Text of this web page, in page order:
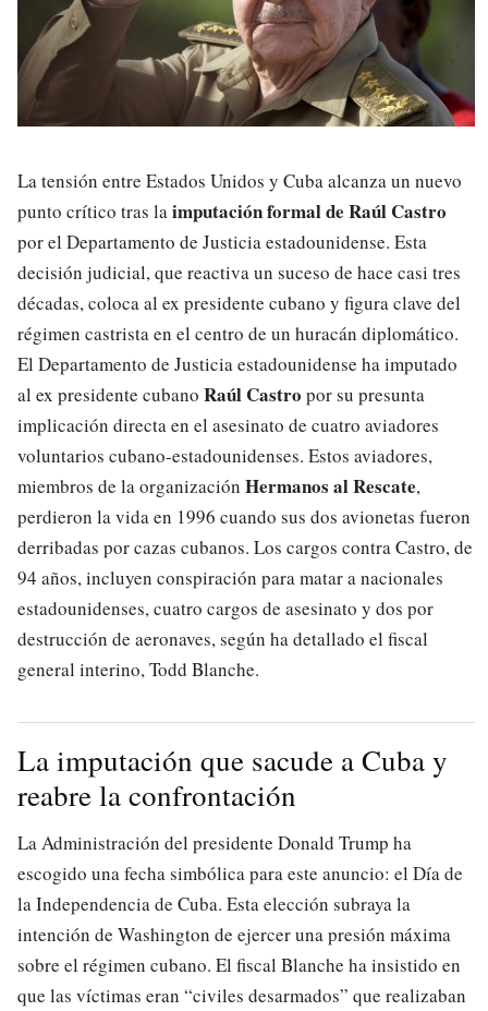
La tensión entre Estados Unidos y Cuba alcanza un nuevo
punto crítico tras laimputación formal de Raúl Castro
por el Departamento de Justicia estadounidense. Esta
decisión judicial, que reactiva un suceso de hace casi tres
décadas, coloca al ex presidente cubano y figura clave del
régimen castrista en el centro de un huracán diplomático.
El Departamento de Justicia estadounidense ha imputado
al ex presidente cubano Raúl Castro por su presunta
implicación directa en el asesinato de cuatro aviadores
voluntarios cubano-estadounidenses. Estos aviadores,
miembros de la organización Hermanos al Rescate,
perdieron la vida en 1996 cuando sus dos avionetas fueron
derribadas por cazas cubanos. Los cargos contra Castro, de
94 años, incluyen conspiración para matar a nacionales
estadounidenses, cuatro cargos de asesinato y dos por
destrucción de aeronaves, según ha detallado el fiscal
general interino, Todd Blanche.
La imputación que sacude a Cuba y
reabre la confrontación
La Administración del presidente Donald Trump ha
escogido una fecha simbólica para este anuncio: el Día de
la Independencia de Cuba. Esta elección subraya la
intención de Washington de ejercer una presión máxima
sobre el régimen cubano. El fiscal Blanche ha insistido en
que las víctimas eran “civiles desarmados” que realizaban